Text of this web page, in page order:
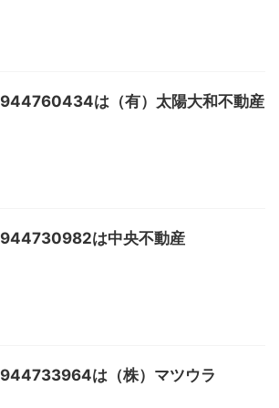
は（有）太陽大和不動産
は中央不動産
は（株）マツウラ